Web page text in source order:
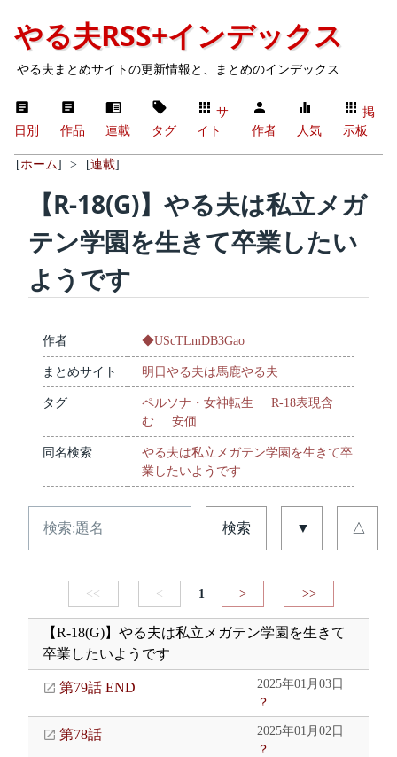
やる夫RSS+インデックス
やる夫まとめサイトの更新情報と、まとめのインデックス
日別 作品 連載 タグ
サ
イト
作者 人気
掲
示板
[ホーム] > [連載]
【R-18(G)】やる夫は私立メガ
テン学園を生きて卒業したい
ようです
作者 ◆UScTLmDB3Gao
まとめサイト 明日やる夫は馬鹿やる夫
タグ ペルソナ・女神転生
R-18表現含
む
安価
同名検索
やる夫は私立メガテン学園を生きて卒
業したいようです
検索 ▼ △
<< < 1 > >>
【R-18(G)】やる夫は私立メガテン学園を生きて
卒業したいようです
第79話 END
2025年01月03日
？
第78話
2025年01月02日
？